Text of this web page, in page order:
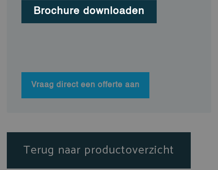
Brochure downloaden
Vraag direct een offerte aan
Terug naar productoverzicht